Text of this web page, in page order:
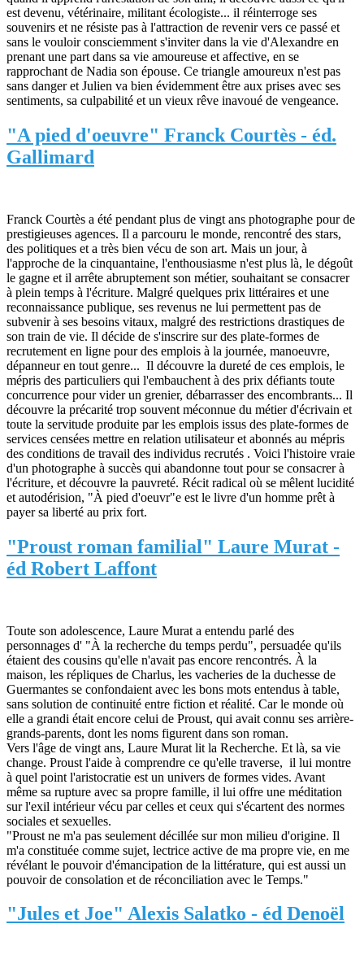
est devenu, vétérinaire, militant écologiste... il réinterroge ses
souvenirs et ne résiste pas à l'attraction de revenir vers ce passé et
sans le vouloir consciemment s'inviter dans la vie d'Alexandre en
prenant une part dans sa vie amoureuse et affective, en se
rapprochant de Nadia son épouse. Ce triangle amoureux n'est pas
sans danger et Julien va bien évidemment être aux prises avec ses
sentiments, sa culpabilité et un vieux rêve inavoué de vengeance.
"A pied d'oeuvre" Franck Courtès - éd.
Gallimard
Franck Courtès a été pendant plus de vingt ans photographe pour de
prestigieuses agences. Il a parcouru le monde, rencontré des stars,
des politiques et a très bien vécu de son art. Mais un jour, à
l'approche de la cinquantaine, l'enthousiasme n'est plus là, le dégoût
le gagne et il arrête abruptement son métier, souhaitant se consacrer
à plein temps à l'écriture. Malgré quelques prix littéraires et une
reconnaissance publique, ses revenus ne lui permettent pas de
subvenir à ses besoins vitaux, malgré des restrictions drastiques de
son train de vie. Il décide de s'inscrire sur des plate-formes de
recrutement en ligne pour des emplois à la journée, manoeuvre,
dépanneur en tout genre... Il découvre la dureté de ces emplois, le
mépris des particuliers qui l'embauchent à des prix défiants toute
concurrence pour vider un grenier, débarrasser des encombrants... Il
découvre la précarité trop souvent méconnue du métier d'écrivain et
toute la servitude produite par les emplois issus des plate-formes de
services censées mettre en relation utilisateur et abonnés au mépris
des conditions de travail des individus recrutés . Voici l'histoire vraie
d'un photographe à succès qui abandonne tout pour se consacrer à
l'écriture, et découvre la pauvreté. Récit radical où se mêlent lucidité
et autodérision, "À pied d'oeuvr"e est le livre d'un homme prêt à
payer sa liberté au prix fort.
"Proust roman familial" Laure Murat -
éd Robert Laffont
Toute son adolescence, Laure Murat a entendu parlé des
personnages d' "À la recherche du temps perdu", persuadée qu'ils
étaient des cousins qu'elle n'avait pas encore rencontrés. À la
maison, les répliques de Charlus, les vacheries de la duchesse de
Guermantes se confondaient avec les bons mots entendus à table,
sans solution de continuité entre fiction et réalité. Car le monde où
elle a grandi était encore celui de Proust, qui avait connu ses arrière-
grands-parents, dont les noms figurent dans son roman.
Vers l'âge de vingt ans, Laure Murat lit la Recherche. Et là, sa vie
change. Proust l'aide à comprendre ce qu'elle traverse, il lui montre
à quel point l'aristocratie est un univers de formes vides. Avant
même sa rupture avec sa propre famille, il lui offre une méditation
sur l'exil intérieur vécu par celles et ceux qui s'écartent des normes
sociales et sexuelles.
"Proust ne m'a pas seulement décillée sur mon milieu d'origine. Il
m'a constituée comme sujet, lectrice active de ma propre vie, en me
révélant le pouvoir d'émancipation de la littérature, qui est aussi un
pouvoir de consolation et de réconciliation avec le Temps."
"Jules et Joe" Alexis Salatko - éd Denoël